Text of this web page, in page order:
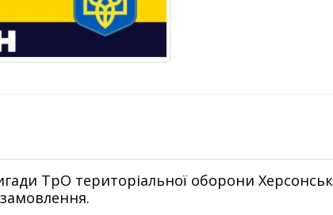
ТрО територіальної оборони